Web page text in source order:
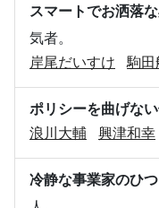
スマートでお洒落
気者。
岸尾だいすけ
駒田
ポリシーを曲げな
浪川大輔
興津和幸
冷静な事業家のひ